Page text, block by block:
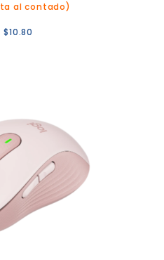
al contado)
$10.80